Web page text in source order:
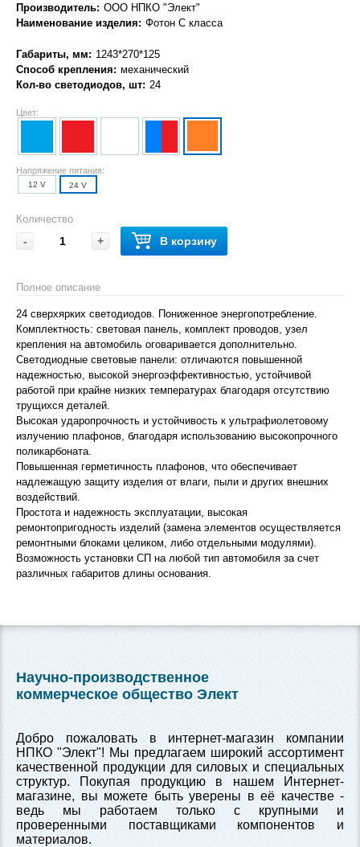
Производитель: ООО НПКО "Элект"
Наименование изделия: Фотон С класса
Габариты, мм: 1243*270*125
Способ крепления: механический
Кол-во светодиодов, шт: 24
Цвет:
Напряжение питания:
12 V 24 V
Количество
- + В корзину
Полное описание
24 сверхярких светодиодов. Пониженное энергопотребление.
Комплектность: световая панель, комплект проводов, узел
крепления на автомобиль оговаривается дополнительно.
Светодиодные световые панели: отличаются повышенной
надежностью, высокой энергоэффективностью, устойчивой
работой при крайне низких температурах благодаря отсутствию
трущихся деталей.
Высокая ударопрочность и устойчивость к ультрафиолетовому
излучению плафонов, благодаря использованию высокопрочного
поликарбоната.
Повышенная герметичность плафонов, что обеспечивает
надлежащую защиту изделия от влаги, пыли и других внешних
воздействий.
Простота и надежность эксплуатации, высокая
ремонтопригодность изделий (замена элементов осуществляется
ремонтными блоками целиком, либо отдельными модулями).
Возможность установки СП на любой тип автомобиля за счет
различных габаритов длины основания.
Научно-производственное
коммерческое общество Элект
Добро пожаловать в интернет-магазин компании
НПКО "Элект"! Мы предлагаем широкий ассортимент
качественной продукции для силовых и специальных
структур. Покупая продукцию в нашем Интернет-
магазине, вы можете быть уверены в её качестве -
ведь мы работаем только с крупными и
проверенными поставщиками компонентов и
материалов.